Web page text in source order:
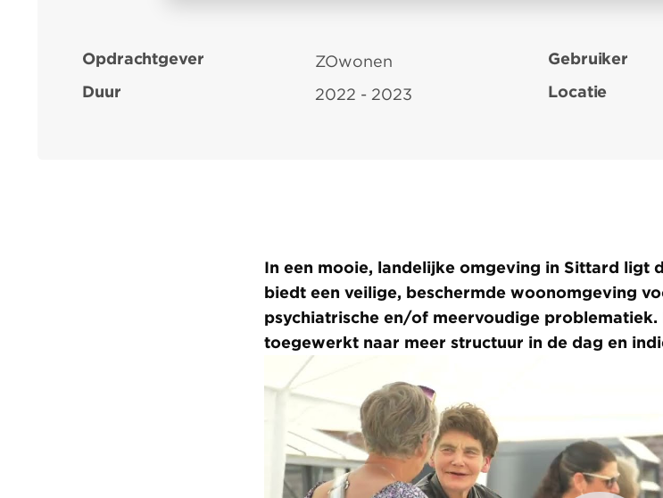
Opdrachtgever ZOwonen Gebruiker
Duur
2022 - 2023 Locatie
In een mooie, landelijke omgeving in Sittard ligt
biedt een veilige, beschermde woonomgeving
psychiatrische en/of meervoudige
toegewerkt naar meer structuur in de dag en